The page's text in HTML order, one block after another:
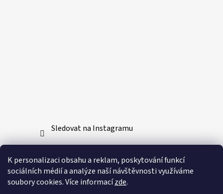
K personalizaci obsahu a reklam, poskytování funkcí
sociálních médií a analýze naší návštěvnosti využíváme
soubory cookies. Více informacízde.
Sledovat na Instagramu
Přijímáme online platby